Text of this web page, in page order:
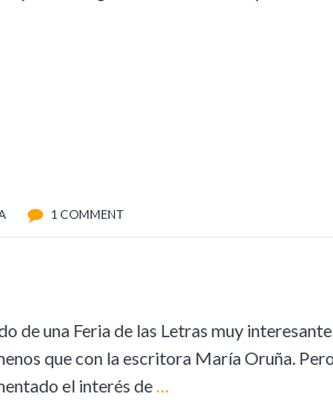
1 COMMENT
de una Feria de las Letras muy
que con la escritora María Oruña.
el interés de…